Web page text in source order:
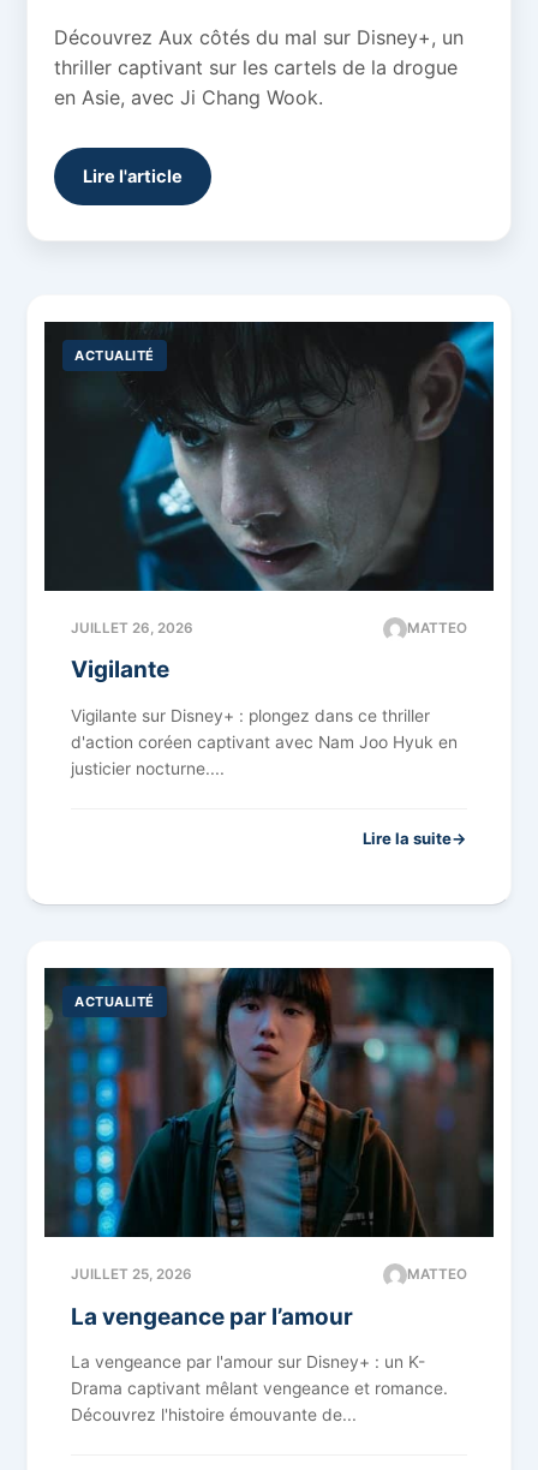
Découvrez Aux côtés du mal sur Disney+, un
thriller captivant sur les cartels de la drogue
en Asie, avec Ji Chang Wook.
Lire l'article
ACTUALITÉ
JUILLET 26, 2026 MATTEO
Vigilante
Vigilante sur Disney+ : plongez dans ce thriller
d'action coréen captivant avec Nam Joo Hyuk en
justicier nocturne....
Lire la suite
ACTUALITÉ
JUILLET 25, 2026 MATTEO
La vengeance par l’amour
La vengeance par l'amour sur Disney+ : un K-
Drama captivant mêlant vengeance et romance.
Découvrez l'histoire émouvante de...